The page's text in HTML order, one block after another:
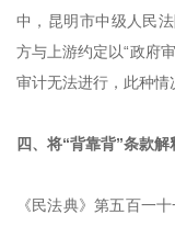
中，昆明市中级人民
方与上游约定以“政府
审计无法进行，此种情
四、将“背靠背”条款
《民法典》第五百一